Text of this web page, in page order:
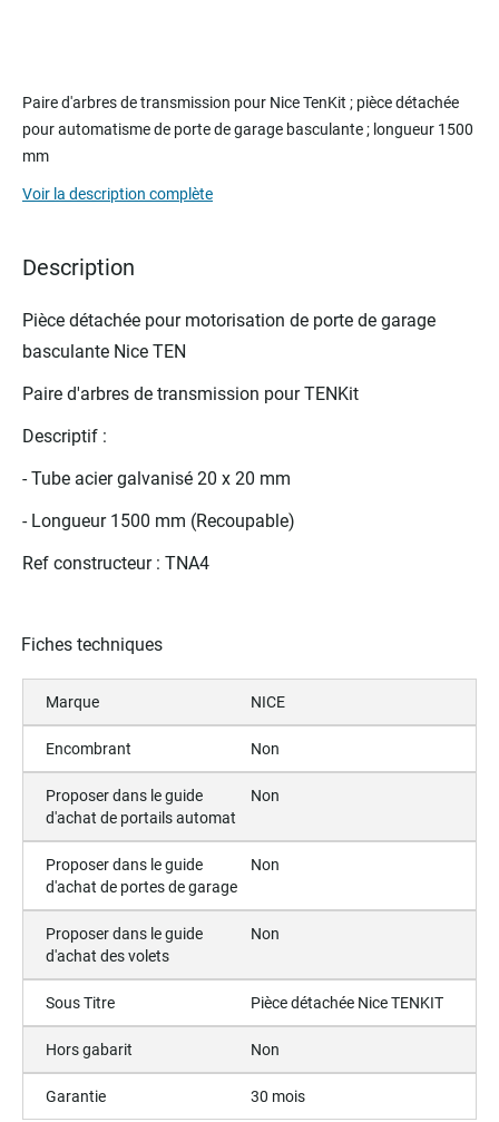
to
beginning
of
the
Paire d'arbres de transmission pour Nice TenKit ; pièce détachée
pour automatisme de porte de garage basculante ; longueur 1500
mm
Voir la description complète
Description
Pièce détachée pour motorisation de porte de garage
basculante Nice TEN
Paire d'arbres de transmission pour TENKit
Descriptif :
- Tube acier galvanisé 20 x 20 mm
- Longueur 1500 mm (Recoupable)
Ref constructeur : TNA4
Fiches techniques
Marque NICE
Encombrant Non
Proposer dans le guide
d'achat de portails automat
Non
Proposer dans le guide
d'achat de portes de garage
Non
Proposer dans le guide
d'achat des volets
Non
Sous Titre Pièce détachée Nice TENKIT
Hors gabarit Non
Garantie 30 mois